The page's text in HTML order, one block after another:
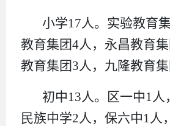
小学17人。实验教育
教育集团4人，永昌教育
教育集团3人，九隆教育集
初中13人。区一中1人
民族中学2人，保六中1人